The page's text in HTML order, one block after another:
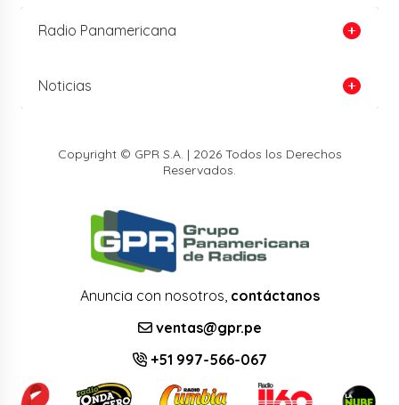
Radio Panamericana
Noticias
Copyright © GPR S.A. | 2026 Todos los Derechos
Reservados.
Anuncia con nosotros, contáctanos
ventas@gpr.pe
+51 997-566-067